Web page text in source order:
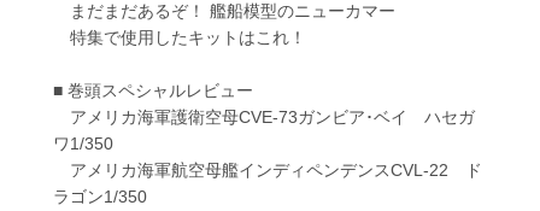
まだまだあるぞ！ 艦船模型のニューカマー
特集で使用したキットはこれ！
■ 巻頭スペシャルレビュー
アメリカ海軍護衛空母CVE-73ガンビア･ベイ ハセガ
ワ1/350
アメリカ海軍航空母艦インディペンデンスCVL-22 ド
ラゴン1/350